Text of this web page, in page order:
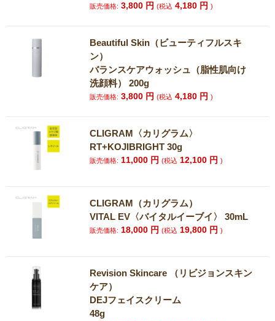
販売価格: 3,800 円(税込 4,180 円)
Beautiful Skin（ビューティフルスキ
ン）
バランスケアウォッシュ（脂性肌向け
洗顔料） 200g
販売価格: 3,800 円(税込 4,180 円)
CLIGRAM〈カリグラム〉
RT+KOJIBRIGHT 30g
販売価格: 11,000 円(税込 12,100 円)
CLIGRAM（カリグラム）
VITAL EV〈バイタルイーブイ〉 30mL
販売価格: 18,000 円(税込 19,800 円)
Revision Skincare （リビジョンスキン
ケア）
DEJフェイスクリーム
48g